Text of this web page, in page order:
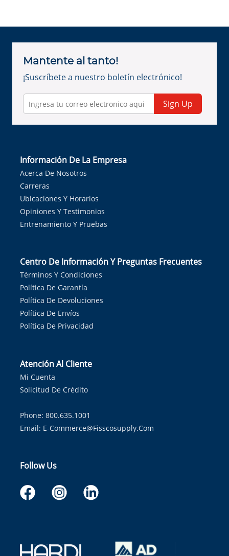
Mantente al tanto!
¡Suscríbete a nuestro boletín electrónico!
Sign Up
Información De La Empresa
Acerca De Nosotros
Carreras
Ubicaciones Y Horarios
Opiniones Y Testimonios
Entrenamiento Y Pruebas
Centro De Información Y Preguntas Frecuentes
Términos Y Condiciones
Política De Garantía
Política De Devoluciones
Política De Envíos
Política De Privacidad
Atención Al Cliente
Mi Cuenta
Solicitud De Crédito
Phone: 800.635.1001
Email: E-Commerce@fisscosupply.com
Follow Us